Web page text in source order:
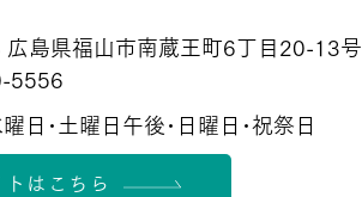
島県福山市南蔵王町6丁目20-13号
5556
日･土曜日午後･日曜日･祝祭日
はこちら